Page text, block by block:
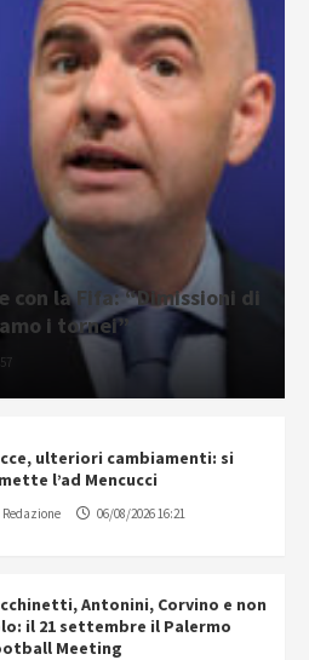
con la Fifa: “Dimissioni di
i tornei”
ulteriori cambiamenti: si
l’ad Mencucci
Redazione 06/08/2026 16:21
Antonini, Corvino e non
il 21 settembre il Palermo
Meeting